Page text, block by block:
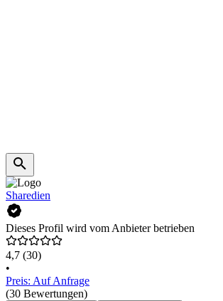
Sharedien
Dieses Profil wird vom Anbieter betrieben
4,7 (30)
•
Preis: Auf Anfrage
(30 Bewertungen)